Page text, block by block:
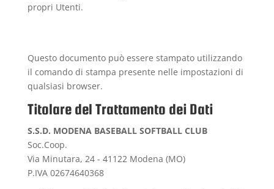
propri Utenti.
Questo documento può essere stampato utilizzando
il comando di stampa presente nelle impostazioni di
qualsiasi browser.
Titolare del Trattamento dei Dati
S.S.D. MODENA BASEBALL SOFTBALL CLUB
Soc.Coop.
Via Minutara, 24 - 41122 Modena (MO)
P.IVA 02674640368